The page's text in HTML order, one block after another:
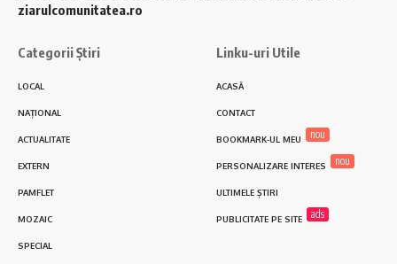
ziarulcomunitatea.ro
Categorii Știri
LOCAL
NAȚIONAL
ACTUALITATE
EXTERN
PAMFLET
MOZAIC
SPECIAL
Linku-uri Utile
ACASĂ
CONTACT
BOOKMARK-UL MEU nou
PERSONALIZARE INTERES nou
ULTIMELE ȘTIRI
PUBLICITATE PE SITE ads